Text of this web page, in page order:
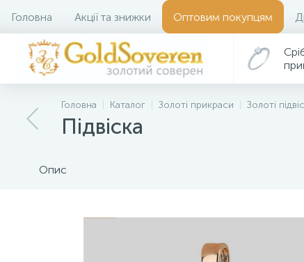
Головна Акції та знижки Оптовим покупцям
Головна Каталог Золоті прикраси Золоті
Підвіска
Опис